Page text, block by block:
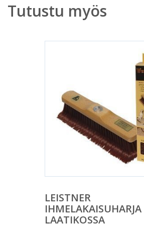
Tutustu myös
LEISTNER
IHMELAKAISUHARJA
LAATIKOSSA